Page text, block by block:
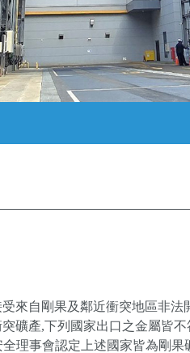
自剛果及鄰近衝突地區非法
礦產,下列國家出口之金屬皆
理事會認定上述國家皆為剛果